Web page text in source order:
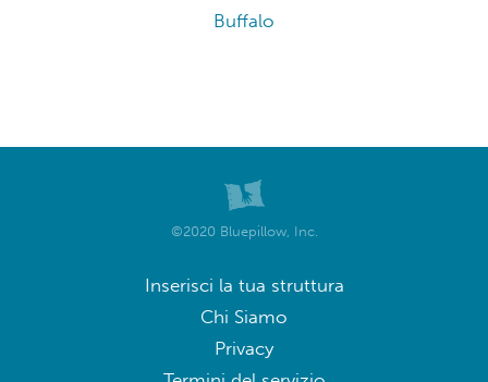
Buffalo
©2020 Bluepillow, Inc.
Inserisci la tua struttura
Chi Siamo
Privacy